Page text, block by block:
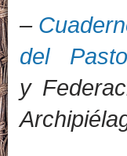
–
del
y